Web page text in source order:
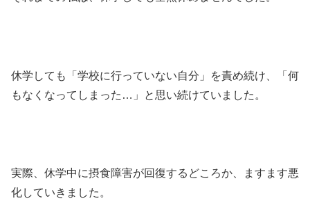
休学しても「学校に行っていない自分」を責め続け、「何
もなくなってしまった…」と思い続けていました。
実際、休学中に摂食障害が回復するどころか、ますます悪
化していきました。